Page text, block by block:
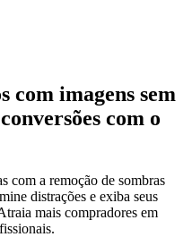
com imagens sem
com o
com a remoção de sombras
distrações e exiba seus
mais compradores em